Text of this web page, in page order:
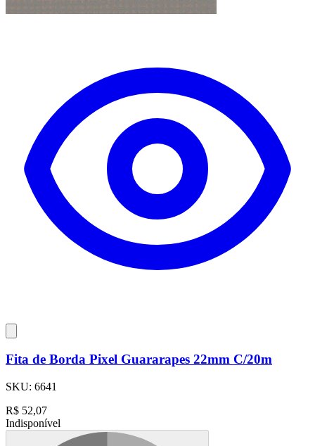
Fita de Borda Pixel Guararapes 22mm C/20m
SKU: 6641
R$ 52,07
Indisponível